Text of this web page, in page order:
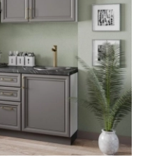
Добавить в избранное